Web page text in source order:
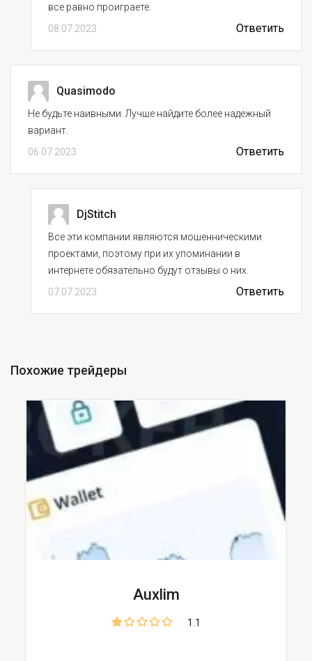
все равно проиграете.
08.07.2023
Ответить
Quasimodo
Не будьте наивными. Лучше найдите более надежный
вариант.
06.07.2023
Ответить
DjStitch
Все эти компании являются мошенническими
проектами, поэтому при их упоминании в
интернете обязательно будут отзывы о них.
07.07.2023
Ответить
Похожие трейдеры
Auxlim
1.1